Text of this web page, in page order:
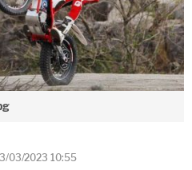
03/2023 10:55